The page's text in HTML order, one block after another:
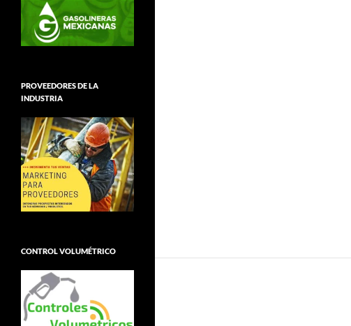
PROVEEDORES DE LA
INDUSTRIA
CONTROL VOLUMÉTRICO